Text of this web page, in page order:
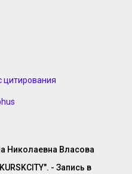
Николаевна Власова
- Запись в